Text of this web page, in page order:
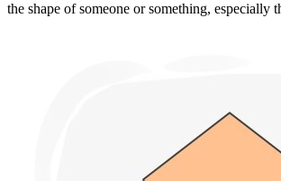
the shape of someone or something, especially